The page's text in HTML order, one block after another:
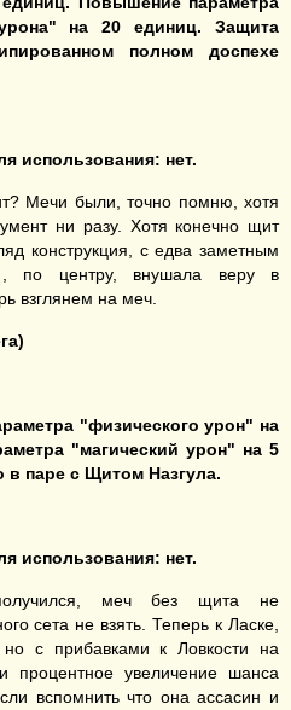
" на 20 единиц.
Защита
полном доспехе
использования: нет.
Мечи были, точно помню, хотя
ни разу. Хотя конечно щит
конструкция, с едва заметным
, по центру, внушала веру в
взглянем на меч.
"физического урон" на
"магический урон" на 5
в паре с Щитом Назгула.
использования: нет.
меч без щита не
сета не взять. Теперь к Ласке,
с прибавками к Ловкости на
процентное увеличение шанса
вспомнить что она ассасин и